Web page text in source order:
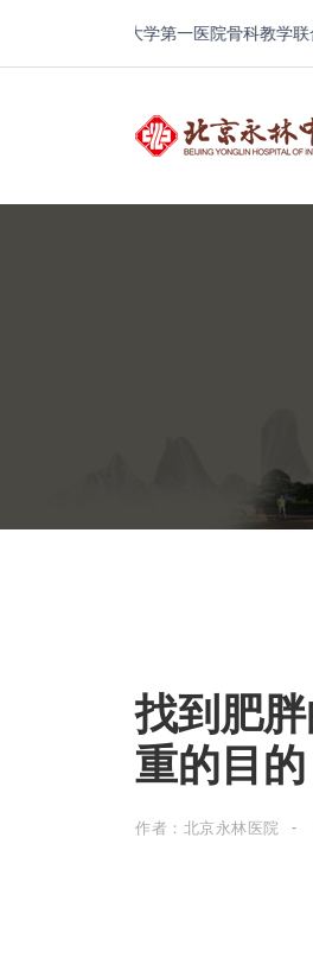
北京大学第一医院骨科教学联合体
找到肥
重的目的
作者：北京永林医院